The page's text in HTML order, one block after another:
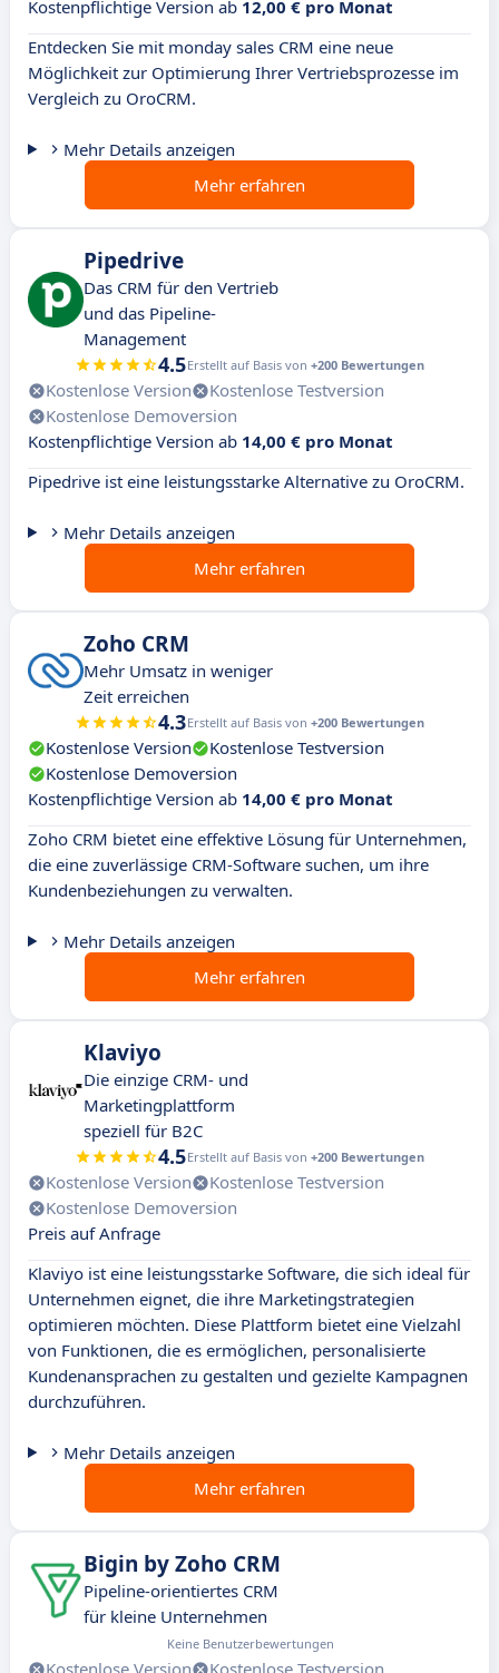
Kostenpflichtige Version ab 12,00 € pro Monat
Entdecken Sie mit monday sales CRM eine neue
Möglichkeit zur Optimierung Ihrer Vertriebsprozesse im
Vergleich zu OroCRM.
Mehr Details anzeigen
Mehr erfahren
Pipedrive
Das CRM für den Vertrieb
und das Pipeline-
Management
4.5Erstellt auf Basis von +200 Bewertungen
Kostenlose Version
Kostenlose Testversion
Kostenlose Demoversion
Kostenpflichtige Version ab 14,00 € pro Monat
Pipedrive ist eine leistungsstarke Alternative zu OroCRM.
Mehr Details anzeigen
Mehr erfahren
Zoho CRM
Mehr Umsatz in weniger
Zeit erreichen
4.3Erstellt auf Basis von +200 Bewertungen
Kostenlose Version
Kostenlose Testversion
Kostenlose Demoversion
Kostenpflichtige Version ab 14,00 € pro Monat
Zoho CRM bietet eine effektive Lösung für Unternehmen,
die eine zuverlässige CRM-Software suchen, um ihre
Kundenbeziehungen zu verwalten.
Mehr Details anzeigen
Mehr erfahren
Klaviyo
Die einzige CRM- und
Marketingplattform
speziell für B2C
4.5Erstellt auf Basis von +200 Bewertungen
Kostenlose Version
Kostenlose Testversion
Kostenlose Demoversion
Preis auf Anfrage
Klaviyo ist eine leistungsstarke Software, die sich ideal für
Unternehmen eignet, die ihre Marketingstrategien
optimieren möchten. Diese Plattform bietet eine Vielzahl
von Funktionen, die es ermöglichen, personalisierte
Kundenansprachen zu gestalten und gezielte Kampagnen
durchzuführen.
Mehr Details anzeigen
Mehr erfahren
Bigin by Zoho CRM
Pipeline-orientiertes CRM
für kleine Unternehmen
Keine Benutzerbewertungen